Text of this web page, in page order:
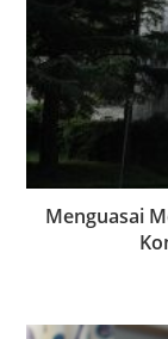
Menguasai